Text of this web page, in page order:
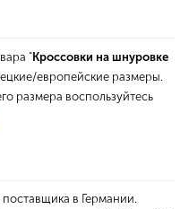
"Кроссовки на шнуровке
европейские размеры.
размера воспользуйтесь
поставщика в Германии.